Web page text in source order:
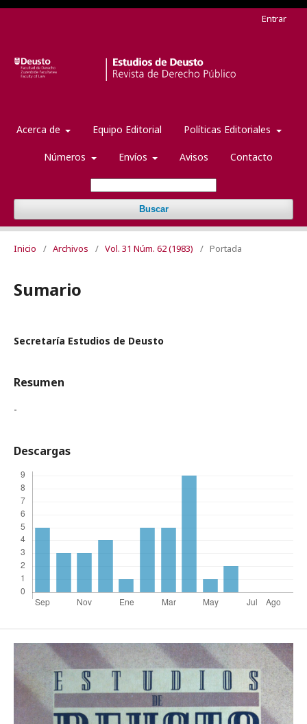
Acerca de Equipo Editorial Políticas Editoriales
Números Envíos Avisos Contacto
Buscar
Entrar
Inicio / Archivos / Vol. 31 Núm. 62 (1983) / Portada
Sumario
Secretaría Estudios de Deusto
Resumen
-
Descargas